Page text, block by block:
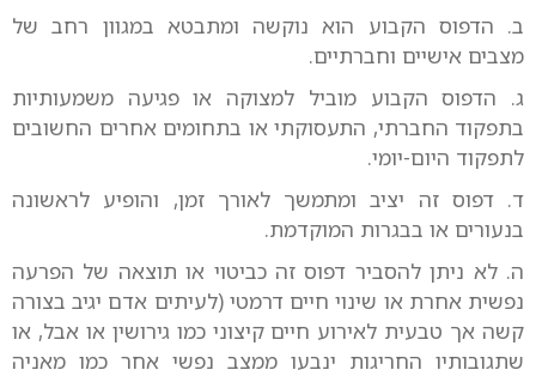
ב. הדפוס הקבוע הוא נוקשה ומתבטא במגוון רחב של
מצבים אישיים וחברתיים.
ג. הדפוס הקבוע מוביל למצוקה או פגיעה משמעותיות
בתפקוד החברתי, התעסוקתי או בתחומים אחרים החשובים
לתפקוד היום-יומי.
ד. דפוס זה יציב ומתמשך לאורך זמן, והופיע לראשונה
בנעורים או בבגרות המוקדמת.
ה. לא ניתן להסביר דפוס זה כביטוי או תוצאה של הפרעה
נפשית אחרת או שינוי חיים דרמטי (לעיתים אדם יגיב בצורה
קשה אך טבעית לאירוע חיים קיצוני כמו גירושין או אבל, או
שתגובותיו החריגות ינבעו ממצב נפשי אחר כמו מאניה